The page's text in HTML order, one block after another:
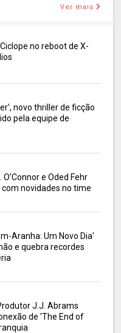
Ver mais
no reboot de X-
novo thriller de ficção
pela equipe de
e Oded Fehr
novidades no time
Aranha: Um Novo Dia'
e quebra recordes
J.J. Abrams
de 'The End of